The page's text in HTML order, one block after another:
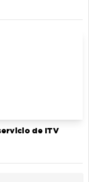
de ITV